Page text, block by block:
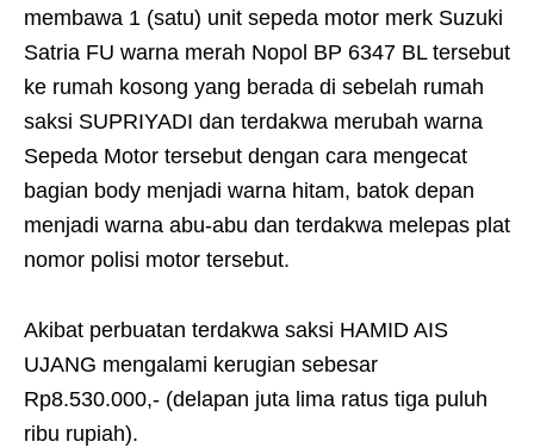
membawa 1 (satu) unit sepeda motor merk Suzuki
Satria FU warna merah Nopol BP 6347 BL tersebut
ke rumah kosong yang berada di sebelah rumah
saksi SUPRIYADI dan terdakwa merubah warna
Sepeda Motor tersebut dengan cara mengecat
bagian body menjadi warna hitam, batok depan
menjadi warna abu-abu dan terdakwa melepas plat
nomor polisi motor tersebut.
Akibat perbuatan terdakwa saksi HAMID AIS
UJANG mengalami kerugian sebesar
Rp8.530.000,- (delapan juta lima ratus tiga puluh
ribu rupiah).